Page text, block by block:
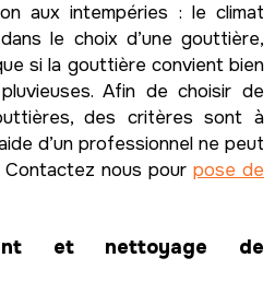
aux intempéries : le climat
le choix d’une gouttière,
si la gouttière convient bien
Afin de choisir de
des critères sont à
d’un professionnel ne peut
Contactez nous pour pose de
et nettoyage de